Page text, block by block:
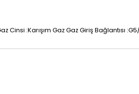
:Karışım Gaz Gaz Giriş Bağlantısı